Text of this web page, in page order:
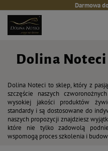
Darmowa
Dolina
Dolina Noteci to sklep, który z
szczęście naszych
wysokiej jakości produktów
standardy i są dostosowane do
naszych propozycji znajdziesz
które nie tylko zadowolą
wspomogą proces szkolenia i